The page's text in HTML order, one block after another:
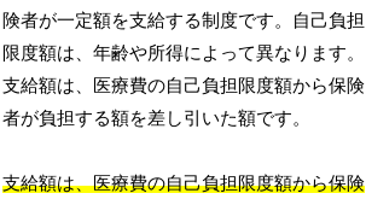
険者が一定額を支給する制度です。自己負担
限度額は、年齢や所得によって異なります。
支給額は、医療費の自己負担限度額から保険
者が負担する額を差し引いた額です。
支給額は、医療費の自己負担限度額から保険